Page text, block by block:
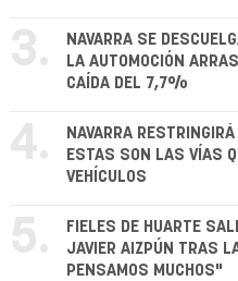
3.
NAVARRA SE
LA AUTOMOCIÓN
CAÍDA DEL 7,7%
4.
NAVARRA
ESTAS SON LAS VÍAS
VEHÍCULOS
5.
FIELES DE HUARTE
JAVIER AIZPÚN TRAS
PENSAMOS MUCHOS"